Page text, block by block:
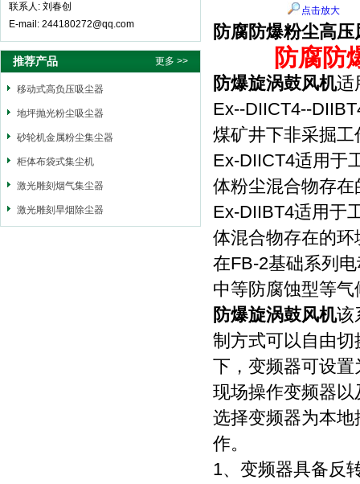
联系人: 刘春创
E-mail: 244180272@qq.com
推荐产品 更多 >>
移动式高负压吸尘器
地坪抛光粉尘吸尘器
砂轮机金属粉尘集尘器
柜体布袋式集尘机
激光雕刻烟气集尘器
激光雕刻旱烟除尘器
点击放大
防腐防爆粉尘高压
防腐防
防爆旋涡鼓风机适
Ex--DIICT4--
煤矿井下非采掘
Ex-DIICT4适用于
体粉尘混合物存
Ex-DIIBT4适用于
体混合物存在的
在FB-2基础系列
中等防腐蚀型等气
防爆旋涡鼓风机该
制方式可以自由
下，变频器可设
现场操作变频器
选择变频器为本
作。
1、变频器具备反